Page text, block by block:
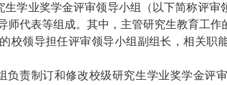
生学业奖学金评审领导小组（以下简称评审
师代表等组成。其中，主管研究生教育工
校领导担任评审领导小组副组长，相关职
负责制订和修改校级研究生学业奖学金评